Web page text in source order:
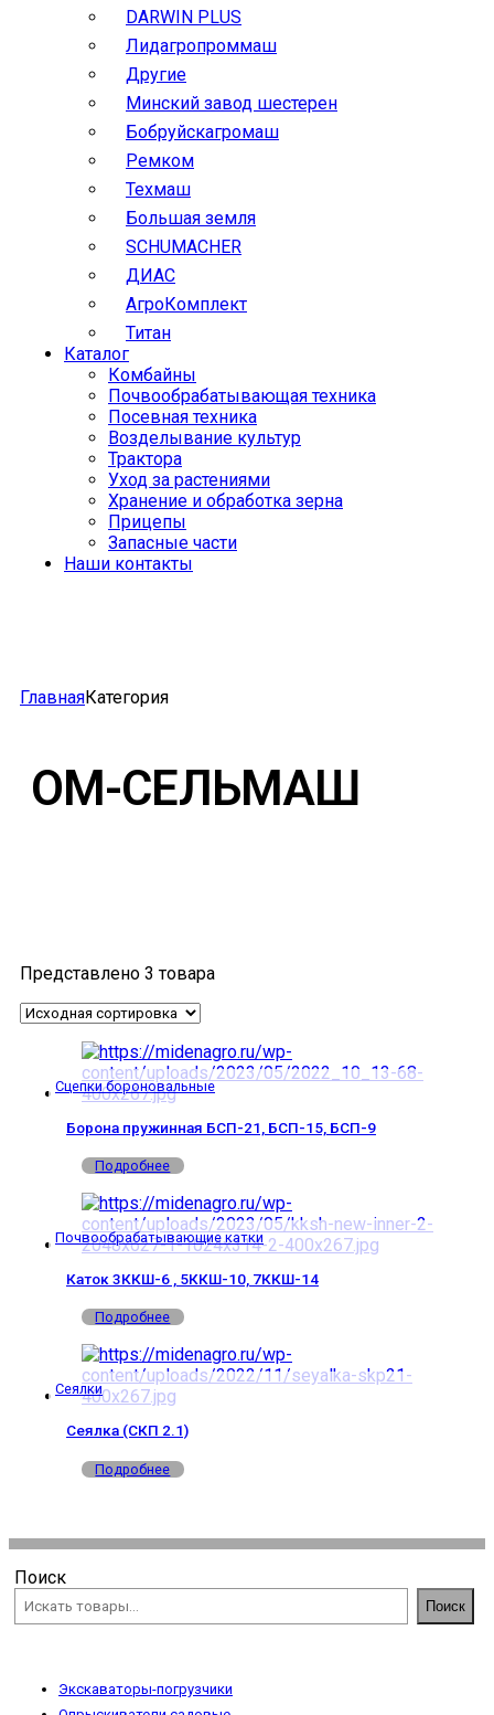
DARWIN PLUS
Лидагропроммаш
Другие
Минский завод шестерен
Бобруйскагромаш
Ремком
Техмаш
Большая земля
SCHUMACHER
ДИАС
АгроКомплект
Титан
Каталог
Комбайны
Почвообрабатывающая техника
Посевная техника
Возделывание культур
Трактора
Уход за растениями
Хранение и обработка зерна
Прицепы
Запасные части
Наши контакты
ГлавнаяКатегория
ОМ-СЕЛЬМАШ
Представлено 3 товара
Сцепки бороновальные
Борона пружинная БСП-21, БСП-15, БСП-9
Подробнее
Почвообрабатывающие катки
Каток 3ККШ-6 , 5ККШ-10, 7ККШ-14
Подробнее
Сеялки
Сеялка (СКП 2.1)
Подробнее
Поиск
Поиск
Экскаваторы-погрузчики